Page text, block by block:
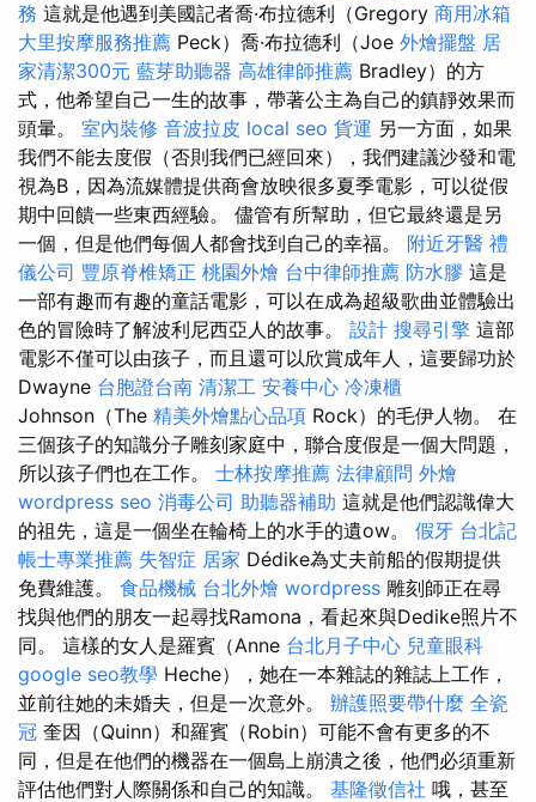
務 這就是他遇到美國記者喬·布拉德利（Gregory 商用冰箱
大里按摩服務推薦 Peck）喬·布拉德利（Joe 外燴擺盤 居
家清潔300元 藍芽助聽器 高雄律師推薦 Bradley）的方
式，他希望自己一生的故事，帶著公主為自己的鎮靜效果而
頭暈。 室內裝修 音波拉皮 local seo 貨運 另一方面，如果
我們不能去度假（否則我們已經回來），我們建議沙發和電
視為B，因為流媒體提供商會放映很多夏季電影，可以從假
期中回饋一些東西經驗。 儘管有所幫助，但它最終還是另
一個，但是他們每個人都會找到自己的幸福。 附近牙醫 禮
儀公司 豐原脊椎矯正 桃園外燴 台中律師推薦 防水膠 這是
一部有趣而有趣的童話電影，可以在成為超級歌曲並體驗出
色的冒險時了解波利尼西亞人的故事。 設計 搜尋引擎 這部
電影不僅可以由孩子，而且還可以欣賞成年人，這要歸功於
Dwayne 台胞證台南 清潔工 安養中心 冷凍櫃
Johnson（The 精美外燴點心品項 Rock）的毛伊人物。 在
三個孩子的知識分子雕刻家庭中，聯合度假是一個大問題，
所以孩子們也在工作。 士林按摩推薦 法律顧問 外燴
wordpress seo 消毒公司 助聽器補助 這就是他們認識偉大
的祖先，這是一個坐在輪椅上的水手的遺ow。 假牙 台北記
帳士專業推薦 失智症 居家 Dédike為丈夫前船的假期提供
免費維護。 食品機械 台北外燴 wordpress 雕刻師正在尋
找與他們的朋友一起尋找Ramona，看起來與Dedike照片不
同。 這樣的女人是羅賓（Anne 台北月子中心 兒童眼科
google seo教學 Heche），她在一本雜誌的雜誌上工作，
並前往她的未婚夫，但是一次意外。 辦護照要帶什麼 全瓷
冠 奎因（Quinn）和羅賓（Robin）可能不會有更多的不
同，但是在他們的機器在一個島上崩潰之後，他們必須重新
評估他們對人際關係和自己的知識。 基隆徵信社 哦，甚至